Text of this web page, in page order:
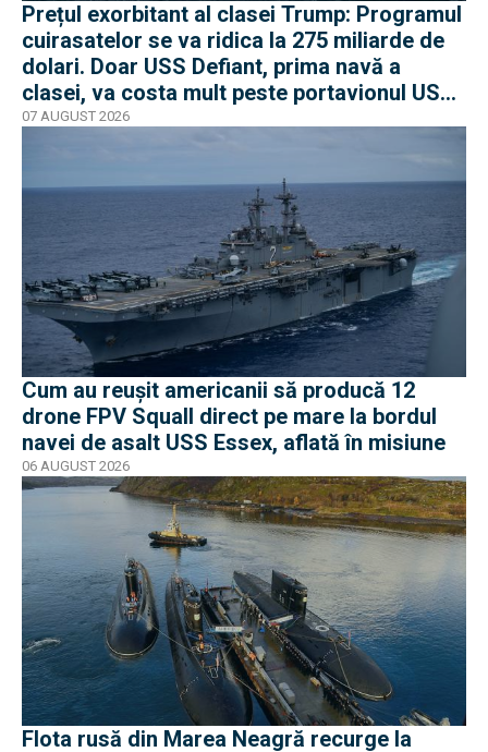
Prețul exorbitant al clasei Trump: Programul
cuirasatelor se va ridica la 275 miliarde de
dolari. Doar USS Defiant, prima navă a
clasei, va costa mult peste portavionul USS
Gerald R. Ford
07 AUGUST 2026
Cum au reușit americanii să producă 12
drone FPV Squall direct pe mare la bordul
navei de asalt USS Essex, aflată în misiune
06 AUGUST 2026
Flota rusă din Marea Neagră recurge la